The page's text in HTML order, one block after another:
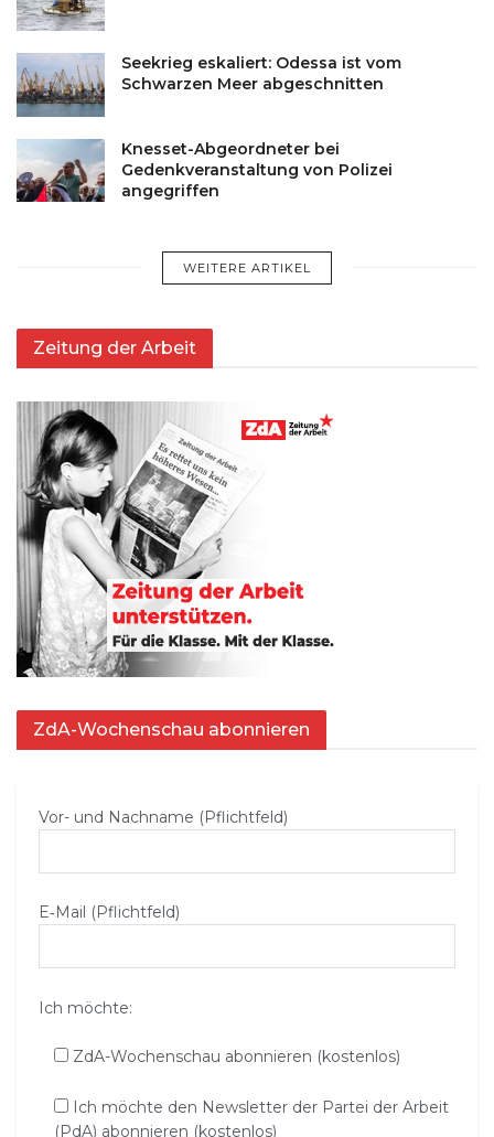
Seekrieg eskaliert: Odessa ist vom
Schwarzen Meer abgeschnitten
Knesset-Abgeordneter bei
Gedenkveranstaltung von Polizei
angegriffen
WEITERE ARTIKEL
Zeitung der Arbeit
ZdA-Wochenschau abonnieren
Vor- und Nachname (Pflichtfeld)
E‑Mail (Pflichtfeld)
Ich möchte:
ZdA-Wochenschau abonnieren (kostenlos)
Ich möchte den Newsletter der Partei der Arbeit
(PdA) abonnieren (kostenlos)